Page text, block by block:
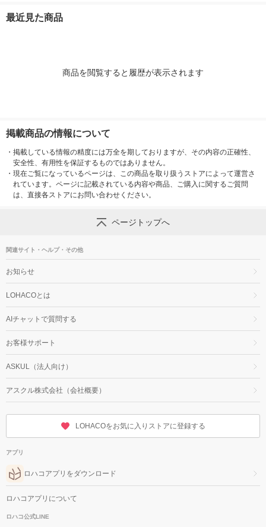
最近見た商品
商品を閲覧すると履歴が表示されます
掲載商品の情報について
・ 掲載している情報の精度には万全を期しておりますが、その内容の正確性、
安全性、有用性を保証するものではありません。
・ 現在ご覧になっているページは、この商品を取り扱うストアによって運営さ
れています。ページに記載されている内容や商品、ご購入に関するご質問
は、直接各ストアにお問い合わせください。
ページトップへ
関連サイト・ヘルプ・その他
お知らせ
LOHACOとは
AIチャットで質問する
お客様サポート
ASKUL（法人向け）
アスクル株式会社（会社概要）
LOHACOをお気に入りストアに登録する
アプリ
ロハコアプリをダウンロード
ロハコアプリについて
ロハコ公式LINE